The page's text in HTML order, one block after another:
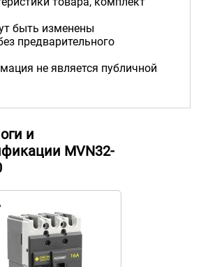
быть изменены
предварительного
не является публичной
и
MVN32-